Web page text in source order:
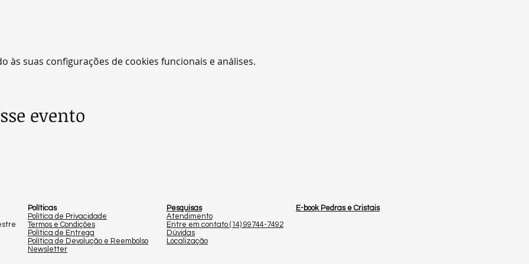
às suas configurações de cookies funcionais e análises.
evento
Políticas
Política de Privacidade
Termos e Condições
Política de Entrega
Política de Devolução e Reembolso
Newsletter
Pesquisas
Atendimento
Entre em contato (14) 99744-7492
Dúvidas
Localização
E-book Pedras e Cristais